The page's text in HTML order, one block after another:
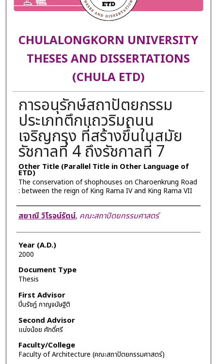
CHULALONGKORN UNIVERSITY
THESES AND DISSERTATIONS
(CHULA ETD)
การอนุรักษ์สถาปัตยกรรม
ประเภทตึกแถวริมถนน
เจริญกรุง ที่สร้างขึ้นในสมัย
รัชกาลที่ 4 ถึงรัชกาลที่ 7
Other Title (Parallel Title in Other Language of
ETD)
The conservation of shophouses on Charoenkrung Road
: between the reign of King Rama IV and King Rama VII
Author
สยาณี วิโรจน์รัตน์, คณะสถาปัตยกรรมศาสตร์
Year (A.D.)
2000
Document Type
Thesis
First Advisor
ปิ่นรัชฎ์ กาญจนัษฐิติ
Second Advisor
แน่งน้อย ศักดิ์ศรี
Faculty/College
Faculty of Architecture (คณะสถาปัตยกรรมศาสตร์)